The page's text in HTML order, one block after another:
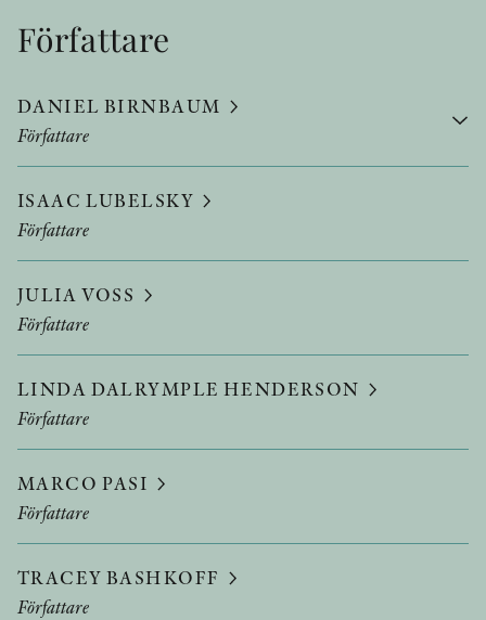
Författare
DANIEL BIRNBAUM
Författare
ISAAC LUBELSKY
Författare
JULIA VOSS
Författare
LINDA DALRYMPLE HENDERSON
Författare
MARCO PASI
Författare
TRACEY BASHKOFF
Författare